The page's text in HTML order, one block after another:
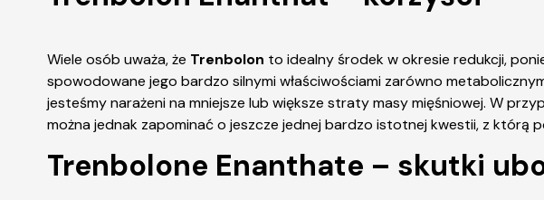
Wiele osób uważa, że Trenbolon to idealny środek w okresie redukcji,
spowodowane jego bardzo silnymi właściwościami zarówno
jesteśmy narażeni na mniejsze lub większe straty masy mięśniowej. W
można jednak zapominać o jeszcze jednej bardzo istotnej kwestii, z którą
Trenbolone Enanthate – skutki